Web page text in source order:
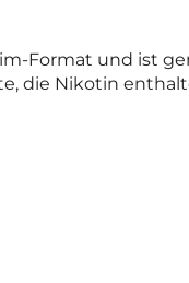
Format und ist
die Nikotin